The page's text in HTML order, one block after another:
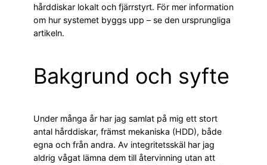
hårddiskar lokalt och fjärrstyrt. För mer information
om hur systemet byggs upp – se den ursprungliga
artikeln.
Bakgrund och syfte
Under många år har jag samlat på mig ett stort
antal hårddiskar, främst mekaniska (HDD), både
egna och från andra. Av integritetsskäl har jag
aldrig vågat lämna dem till återvinning utan att